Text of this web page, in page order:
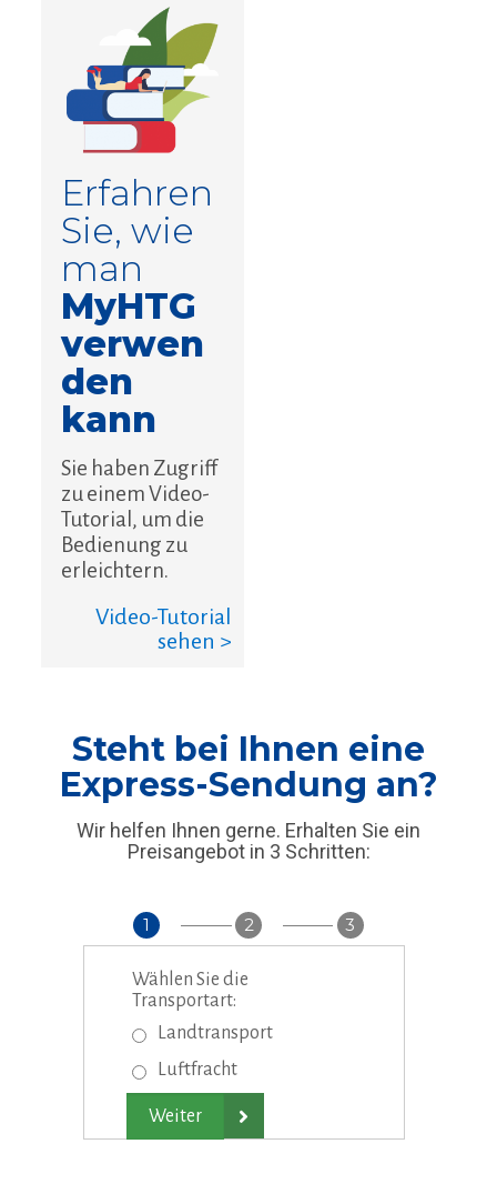
Erfahren
Sie, wie
man
MyHTG
verwen
den
kann
Sie haben Zugriff
zu einem Video-
Tutorial, um die
Bedienung zu
erleichtern.
Video-Tutorial
sehen >
Steht bei Ihnen eine
Express-Sendung an?
Wir helfen Ihnen gerne. Erhalten Sie ein
Preisangebot in 3 Schritten:
1 2 3
Wählen Sie die
Transportart:
Landtransport
Luftfracht
